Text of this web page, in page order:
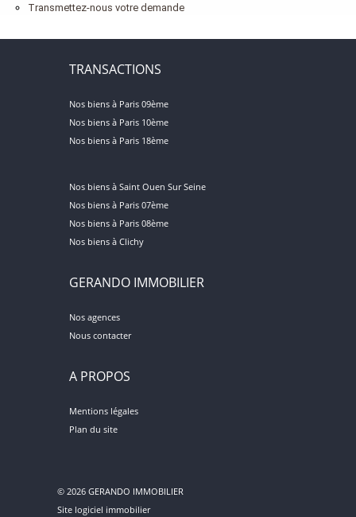
Transmettez-nous votre demande
TRANSACTIONS
Nos biens à Paris 09ème
Nos biens à Paris 10ème
Nos biens à Paris 18ème
Nos biens à Saint Ouen Sur Seine
Nos biens à Paris 07ème
Nos biens à Paris 08ème
Nos biens à Clichy
GERANDO IMMOBILIER
Nos agences
Nous contacter
A PROPOS
Mentions légales
Plan du site
© 2026 GERANDO IMMOBILIER
Site logiciel immobilier